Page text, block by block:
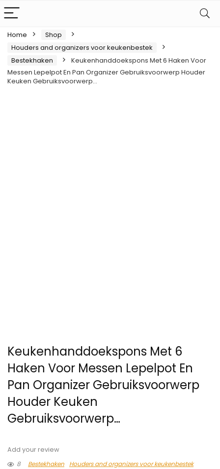
Home
Shop
Houders and organizers voor keukenbestek
Bestekhaken
Keukenhanddoekspons Met 6 Haken Voor
Messen Lepelpot En Pan Organizer Gebruiksvoorwerp Houder
Keuken Gebruiksvoorwerp…
Keukenhanddoekspons Met 6
Haken Voor Messen Lepelpot En
Pan Organizer Gebruiksvoorwerp
Houder Keuken
Gebruiksvoorwerp…
Add your review
8
Bestekhaken Houders and organizers voor keukenbestek